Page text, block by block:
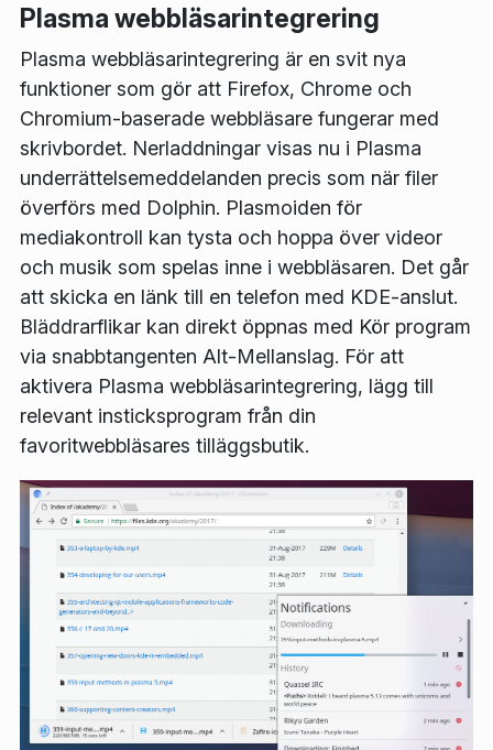
Plasma webbläsarintegrering
Plasma webbläsarintegrering är en svit nya
funktioner som gör att Firefox, Chrome och
Chromium-baserade webbläsare fungerar med
skrivbordet. Nerladdningar visas nu i Plasma
underrättelsemeddelanden precis som när filer
överförs med Dolphin. Plasmoiden för
mediakontroll kan tysta och hoppa över videor
och musik som spelas inne i webbläsaren. Det går
att skicka en länk till en telefon med KDE-anslut.
Bläddrarflikar kan direkt öppnas med Kör program
via snabbtangenten Alt-Mellanslag. För att
aktivera Plasma webbläsarintegrering, lägg till
relevant insticksprogram från din
favoritwebbläsares tilläggsbutik.